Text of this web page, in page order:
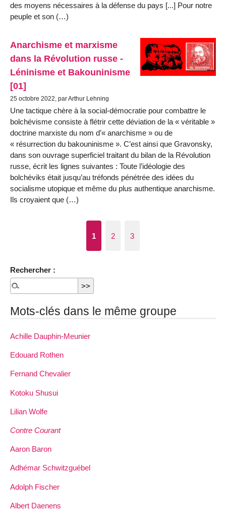
des moyens nécessaires à la défense du pays [...] Pour notre
peuple et son (…)
Anarchisme et marxisme
dans la Révolution russe -
Léninisme et Bakouninisme
[01]
25 octobre 2022, par Arthur Lehning
Une tactique chère à la social-démocratie pour combattre le
bolchévisme consiste à flétrir cette déviation de la « véritable »
doctrine marxiste du nom d’« anarchisme » ou de
« résurrection du bakouninisme ». C’est ainsi que Gravonsky,
dans son ouvrage superficiel traitant du bilan de la Révolution
russe, écrit les lignes suivantes : Toute l’idéologie des
bolchéviks était jusqu’au tréfonds pénétrée des idées du
socialisme utopique et même du plus authentique anarchisme.
Ils croyaient que (…)
1 2 3
Rechercher :
Mots-clés dans le même groupe
Achille Dauphin­-Meunier
Edouard Rothen
Fernand Chevalier
Kotoku Shusui
Lilian Wolfe
Contre Courant
Aaron Baron
Adhémar Schwitzguébel
Adolph Fischer
Albert Daenens